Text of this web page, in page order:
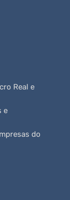
Real e
e
do